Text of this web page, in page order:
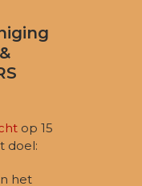
op 15
doel:
het